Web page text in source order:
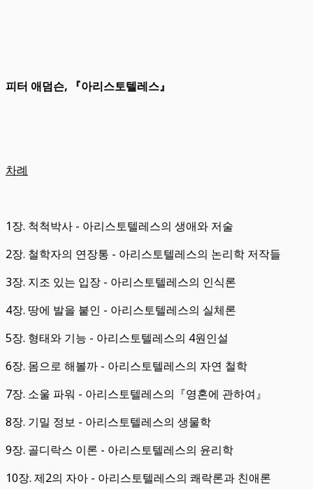
피터 애덤슨, 『아리스토텔레스』
차례
1장. 척척박사 - 아리스토텔레스의 생애와 저술
2장. 철학자의 연장통 - 아리스토텔레스의 논리학 저작들
3장. 지조 있는 입장 - 아리스토텔레스의 인식론
4장. 땅에 발을 붙인 - 아리스토텔레스의 실체론
5장. 형태와 기능 - 아리스토텔레스의 4원인설
6장. 몸으로 해볼까 - 아리스토텔레스의 자연 철학
7장. 소울 파워 - 아리스토텔레스의『영혼에 관하여』
8장. 기밀 정보 - 아리스토텔레스의 생물학
9장. 골디락스 이론 - 아리스토텔레스의 윤리학
10장. 제2의 자아 - 아리스토텔레스의 쾌락론과 친애론